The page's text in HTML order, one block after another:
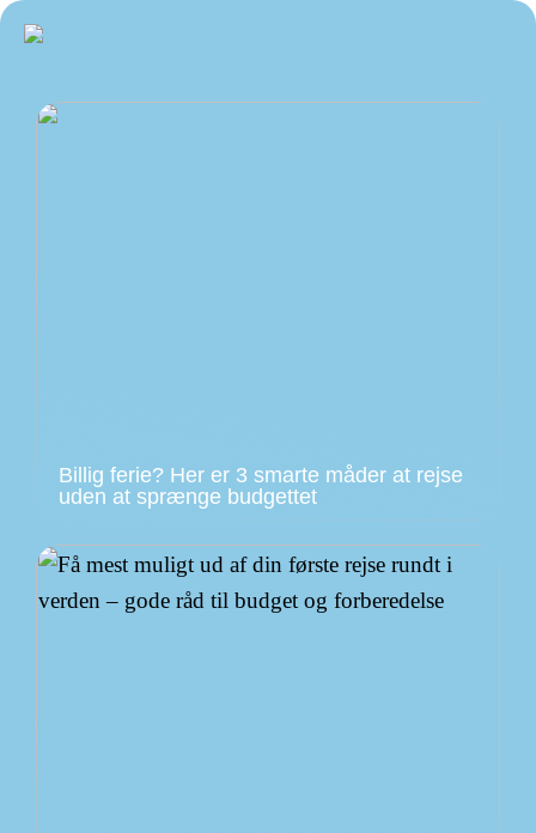
Billig ferie? Her er 3 smarte måder at rejse
uden at sprænge budgettet